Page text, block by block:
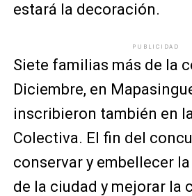
estará la decoración.
PUBLICIDAD
Siete familias más de la
Diciembre, en
inscribieron también en
Colectiva. El fin del
conservar y embellecer
de la ciudad y mejorar la